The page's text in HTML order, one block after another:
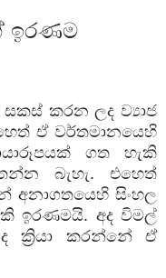
ඉරණම
සකස් කරන ලද ව්‍යාජ
ඒ වර්තමානයෙහි
ගත හැකි
බැහැ. එහෙත්
අනාගතයෙහි සිංහල
ඉරණමයි. අද විමල්
ක්‍රියා කරන්නේ ඒ